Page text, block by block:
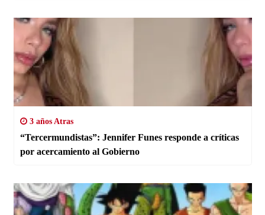
3 años Atras
“Tercermundistas”: Jennifer Funes responde a críticas
por acercamiento al Gobierno